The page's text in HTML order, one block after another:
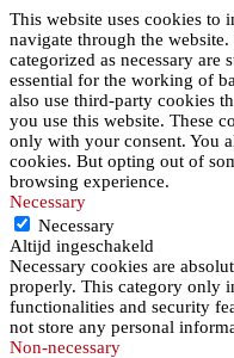
This website uses cookies to
navigate through the
categorized as necessary are
essential for the working of
also use third-party cookies
you use this website. These
only with your consent. You
cookies. But opting out of
browsing experience.
Necessary
Necessary
Altijd ingeschakeld
Necessary cookies are
properly. This category only
functionalities and security
not store any personal
Non-necessary